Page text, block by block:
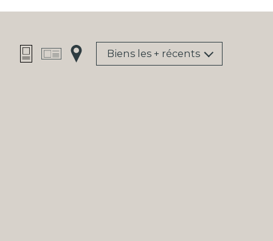
Biens les + récents